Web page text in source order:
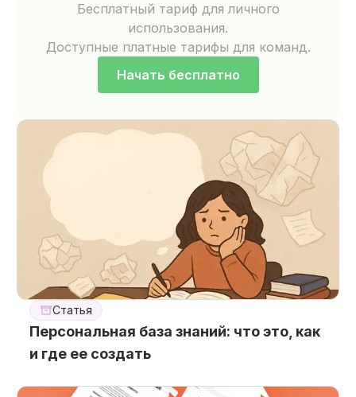
Бесплатный тариф для личного
использования.
Доступные платные тарифы для команд.
Начать бесплатно
Статья
Персональная база знаний: что это, как
и где ее создать